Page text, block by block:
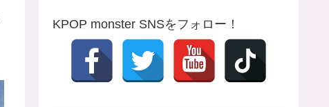
KPOP monster SNSをフォロー！